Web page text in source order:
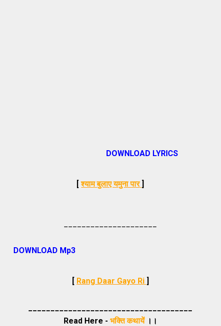
DOWNLOAD LYRICS
[श्याम बुलाए यमुना पार ]
DOWNLOAD Mp3
[ Rang Daar Gayo Ri ]
Read Here - भक्ति कथायें।।